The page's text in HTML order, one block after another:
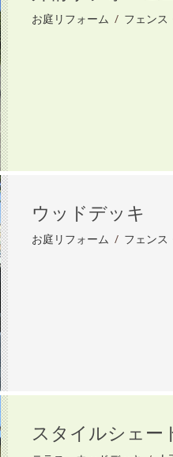
お庭リフォーム / フェンス
ウッドデッキ
お庭リフォーム / フェンス
スタイルシェー